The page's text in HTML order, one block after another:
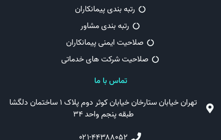
رتبه بندی پیمانکاران
رتبه بندی مشاور
صلاحیت ایمنی پیمانکاران
صلاحیت شرکت های خدماتی
تماس با ما
تهران خیابان ستارخان خیابان کوثر دوم پلاک ۱ ساختمان دلگشا
طبقه پنجم واحد ۳۴